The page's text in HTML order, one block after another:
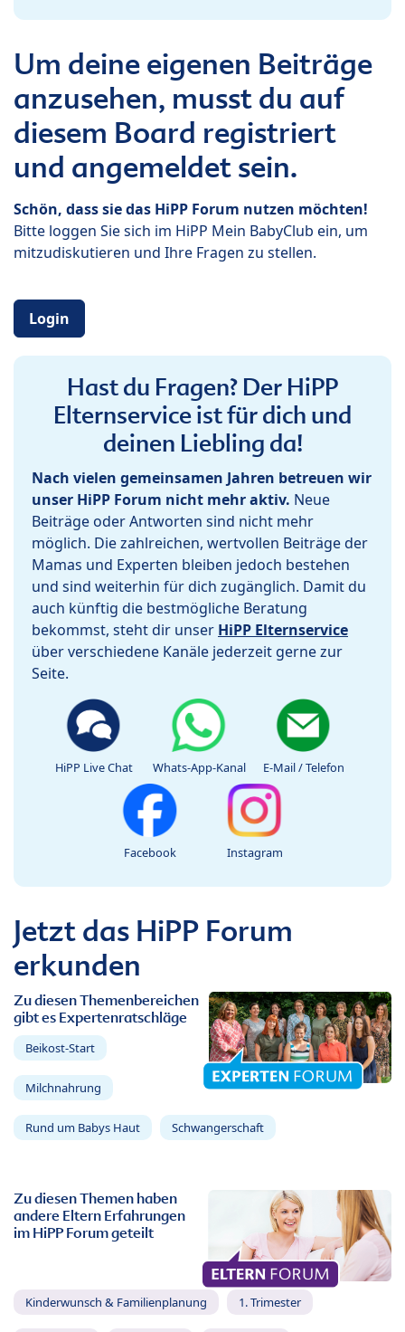
Um deine eigenen Beiträge
anzusehen, musst du auf
diesem Board registriert
und angemeldet sein.
Schön, dass sie das HiPP Forum nutzen möchten!
Bitte loggen Sie sich im HiPP Mein BabyClub ein, um
mitzudiskutieren und Ihre Fragen zu stellen.
Login
Hast du Fragen? Der HiPP
Elternservice ist für dich und
deinen Liebling da!
Nach vielen gemeinsamen Jahren betreuen wir
unser HiPP Forum nicht mehr aktiv. Neue
Beiträge oder Antworten sind nicht mehr
möglich. Die zahlreichen, wertvollen Beiträge der
Mamas und Experten bleiben jedoch bestehen
und sind weiterhin für dich zugänglich. Damit du
auch künftig die bestmögliche Beratung
bekommst, steht dir unser HiPP Elternservice
über verschiedene Kanäle jederzeit gerne zur
Seite.
HiPP Live Chat Whats-App-Kanal E-Mail / Telefon
Facebook Instagram
Jetzt das HiPP Forum
erkunden
Zu diesen Themenbereichen
gibt es Expertenratschläge
Beikost-Start
Milchnahrung
Rund um Babys Haut Schwangerschaft
Zu diesen Themen haben
andere Eltern Erfahrungen
im HiPP Forum geteilt
Kinderwunsch & Familienplanung 1. Trimester